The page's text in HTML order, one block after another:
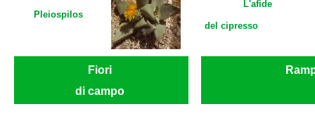
Pleiospilos
L'afide
del cipresso
Fiori
di campo